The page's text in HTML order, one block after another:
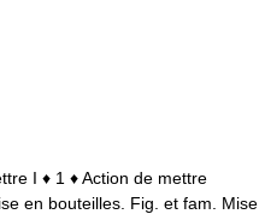
I ♦ 1 ♦ Action de mettre
en bouteilles. Fig. et fam. Mise